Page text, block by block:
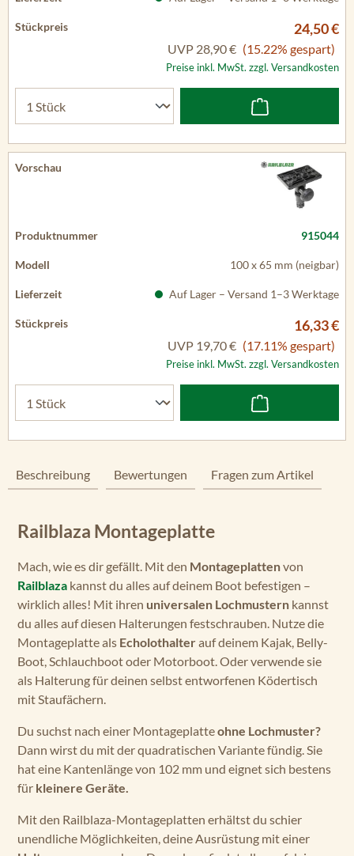
24,50 €
UVP 28,90 € (15.22% gespart)
Preise inkl. MwSt. zzgl. Versandkosten
915044
100 x 65 mm (neigbar)
Auf Lager – Versand 1–3 Werktage
16,33 €
UVP 19,70 € (17.11% gespart)
Preise inkl. MwSt. zzgl. Versandkosten
Beschreibung Bewertungen Fragen zum Artikel
Railblaza Montageplatte
Mach, wie es dir gefällt. Mit den Montageplattenvon
Railblaza kannst du alles auf deinem Boot befestigen –
wirklich alles! Mit ihren universalen Lochmustern kannst
du alles auf diesen Halterungen festschrauben. Nutze die
Montageplatte als Echolothalterauf deinem Kajak, Belly-
Boot, Schlauchboot oder Motorboot. Oder verwende sie
als Halterung für deinen selbst entworfenen Ködertisch
mit Staufächern.
Du suchst nach einer Montageplatteohne Lochmuster?
Dann wirst du mit der quadratischen Variante fündig. Sie
hat eine Kantenlänge von 102 mm und eignet sich bestens
für kleinere Geräte.
Mit den Railblaza-Montageplatten erhältst du schier
unendliche Möglichkeiten, deine Ausrüstung mit einer